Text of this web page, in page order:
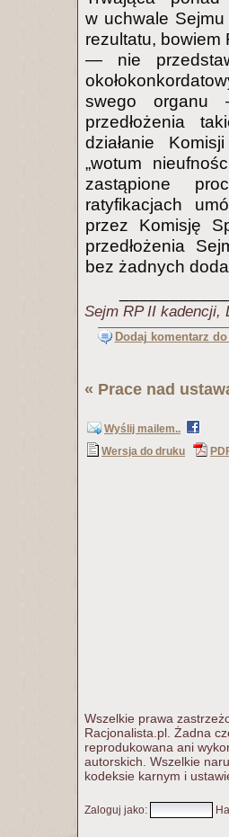
w uchwale
rezultatu, bowiem
— nie
swego organu
przedłożenia
działanie
„wotum
zastąpione
ratyfikacjach
przez Komisję
przedłożenia
bez żadnych
Sejm RP II kadencji,
Dodaj komentarz
« Prace nad
Wyślij mailem..
Wersja do druku
Wszelkie prawa
Racjonalista.pl. Żadna
reprodukowana ani
autorskich. Wszelkie
kodeksie karnym i
Zaloguj jako: